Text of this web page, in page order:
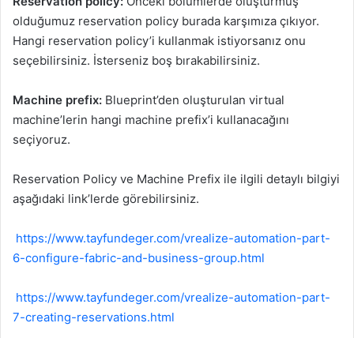
olduğumuz reservation policy burada karşımıza çıkıyor.
Hangi reservation policy’i kullanmak istiyorsanız onu
seçebilirsiniz. İsterseniz boş bırakabilirsiniz.
Machine prefix: Blueprint’den oluşturulan virtual
machine’lerin hangi machine prefix’i kullanacağını
seçiyoruz.
Reservation Policy ve Machine Prefix ile ilgili detaylı bilgiyi
aşağıdaki link’lerde görebilirsiniz.
https://www.tayfundeger.com/vrealize-automation-part-
6-configure-fabric-and-business-group.html
https://www.tayfundeger.com/vrealize-automation-part-
7-creating-reservations.html